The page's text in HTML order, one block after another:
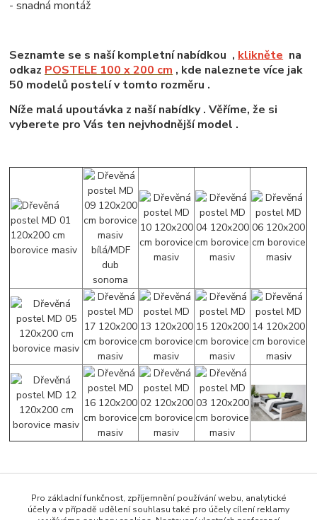
- snadná montáž
Seznamte se s naší kompletní nabídkou ,kliknětena
odkazPOSTELE 100 x 200 cm, kde naleznete více jak
50 modelů postelí v tomto rozměru .
Níže malá upoutávka z naší nabídky . Věříme, že si
vyberete pro Vás ten nejvhodnější model .
Zboží zařazeno v kategoriích
Pro základní funkčnost, zpříjemnění používání webu, analytické
účely a v případě udělení souhlasu také pro účely cílení reklamy